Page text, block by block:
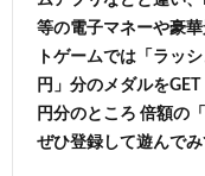
等の電子マネーや豪
トゲームでは「ラッ
円」分のメダルを
円分のところ 倍額の
ぜひ登録して遊んでみ